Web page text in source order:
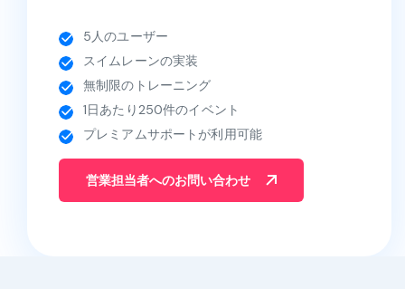
5人のユーザー
スイムレーンの実装
無制限のトレーニング
1日あたり250件のイベント
プレミアムサポートが利用可能
営業担当者へのお問い合わせ